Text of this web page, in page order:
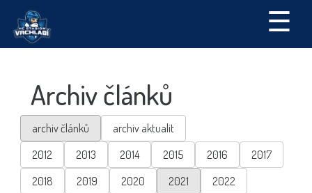
☰
Archiv článků
archiv článků
archiv aktualit
2012
2013 2014 2015 2016
2017
2018
2019 2020 2021
2022